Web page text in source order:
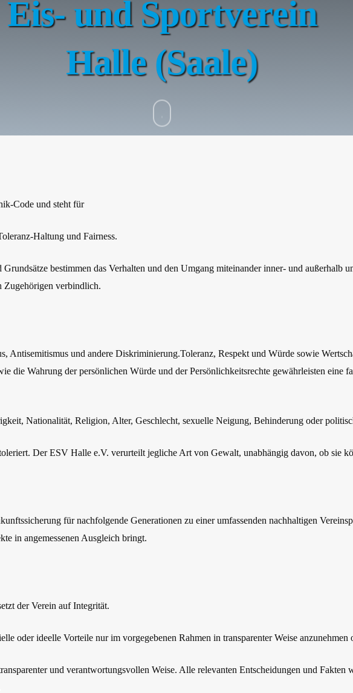
Eis- und Sportverein
Halle (Saale)
Code und steht für
Haltung undFairness.
bestimmen das Verhalten und den Umgang miteinander inner- und außerhalb
Zugehörigen verbindlich.
Antisemitismus und andere Diskriminierung.Toleranz, Respekt und Würde sowie
die Wahrung der persönlichen Würde und der Persönlichkeitsrechte gewährleisten eine
Nationalität, Religion, Alter, Geschlecht, sexuelle Neigung, Behinderung oder
Der ESV Halle e.V. verurteilt jegliche Art von Gewalt, unabhängig davon, ob sie
für nachfolgende Generationen zu einer umfassenden nachhaltigen
in angemessenen Ausgleich bringt.
der Verein auf Integrität.
oder ideelle Vorteile nur im vorgegebenen Rahmen in transparenter Weise anzunehmen
und verantwortungsvollen Weise. Alle relevanten Entscheidungen und Fakten